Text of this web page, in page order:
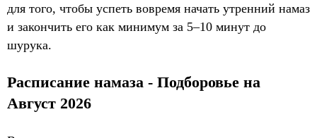
для того, чтобы успеть вовремя начать утренний намаз
и закончить его как минимум за 5–10 минут до
шурука.
Расписание намаза - Подборовье на
Август 2026